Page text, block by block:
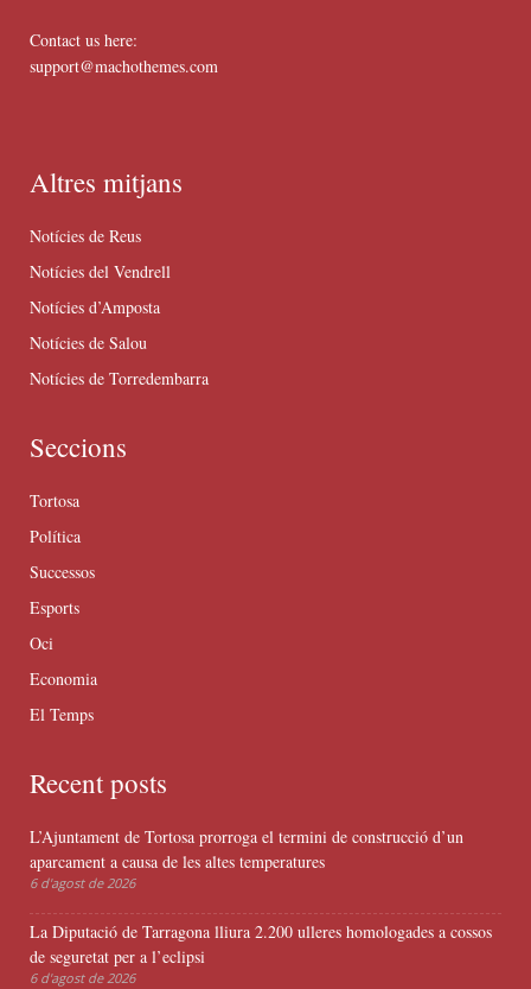
Contact us here:
support@machothemes.com
Altres mitjans
Notícies de Reus
Notícies del Vendrell
Notícies d’Amposta
Notícies de Salou
Notícies de Torredembarra
Seccions
Tortosa
Política
Successos
Esports
Oci
Economia
El Temps
Recent posts
L’Ajuntament de Tortosa prorroga el termini de construcció d’un
aparcament a causa de les altes temperatures
6 d'agost de 2026
La Diputació de Tarragona lliura 2.200 ulleres homologades a cossos
de seguretat per a l’eclipsi
6 d'agost de 2026